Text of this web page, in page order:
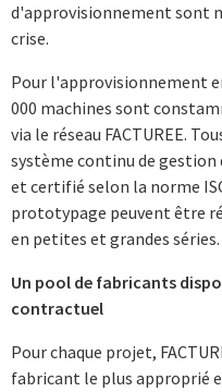
d'approvisionnement sont
crise.
Pour l'approvisionnement
000 machines sont
via le réseau FACTUREE.
système continu de gestion
et certifié selon la norme
prototypage peuvent être
en petites et grandes séries.
Un pool de fabricants
contractuel
Pour chaque projet,
fabricant le plus approprié